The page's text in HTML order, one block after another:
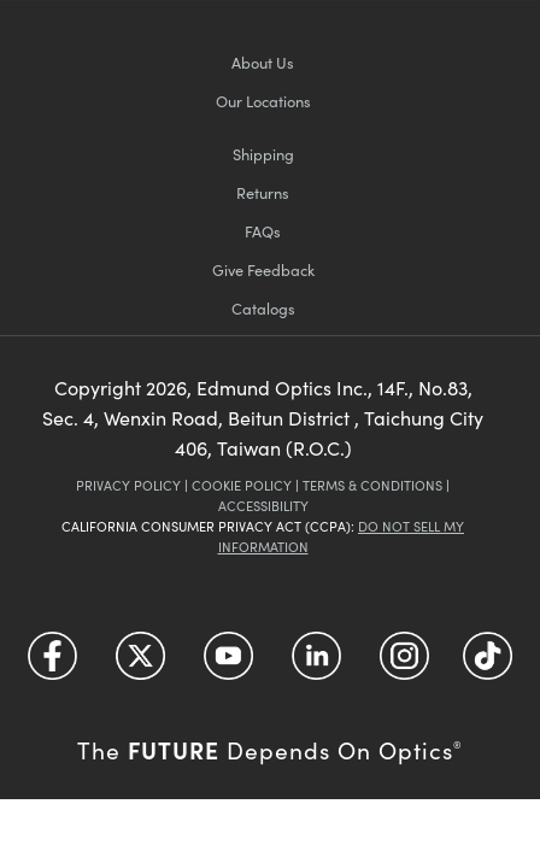
About Us
Our Locations
Shipping
Returns
FAQs
Give Feedback
Catalogs
Copyright2026, Edmund Optics Inc., 14F., No.83,
Sec. 4, Wenxin Road, Beitun District , Taichung City
406, Taiwan (R.O.C.)
PRIVACY POLICY | COOKIE POLICY | TERMS & CONDITIONS |
ACCESSIBILITY
CALIFORNIA CONSUMER PRIVACY ACT (CCPA): DO NOT SELL MY
INFORMATION
The FUTURE Depends On Optics®